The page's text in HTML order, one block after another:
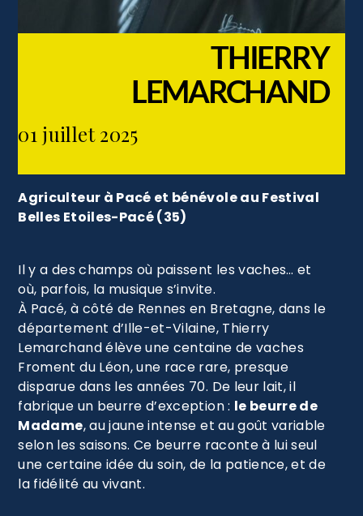
THIERRY
LEMARCHAND
01 juillet 2025
Agriculteur à Pacé et bénévole au Festival
Belles Etoiles-Pacé (35)
Il y a des champs où paissent les vaches… et
où, parfois, la musique s’invite.
À Pacé, à côté de Rennes en Bretagne, dans le
département d’Ille-et-Vilaine, Thierry
Lemarchand élève une centaine de vaches
Froment du Léon, une race rare, presque
disparue dans les années 70. De leur lait, il
fabrique un beurre d’exception : le beurre de
Madame, au jaune intense et au goût variable
selon les saisons. Ce beurre raconte à lui seul
une certaine idée du soin, de la patience, et de
la fidélité au vivant.